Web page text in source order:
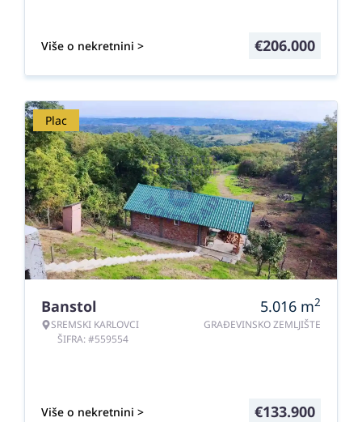
Više o nekretnini > €206.000
Plac
Banstol
SREMSKI KARLOVCI
ŠIFRA: #559554
5.016 m2
GRAĐEVINSKO ZEMLJIŠTE
Više o nekretnini > €133.900